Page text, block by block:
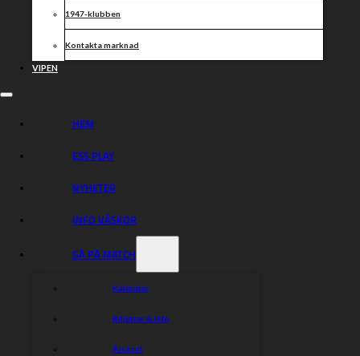
1947-klubben
Kontakta marknad
VIPEN
HEM
ESS PLAY
NYHETER
INFO VÄSKOR
GÅ PÅ MATCH
Kalender
Biljetter & Info
Årskort